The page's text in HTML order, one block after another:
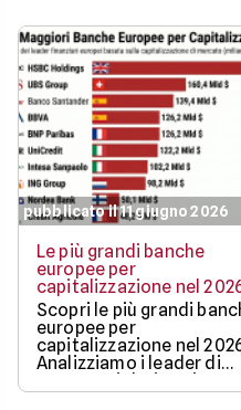
pubblicato il 11 giugno 2026
Le più grandi banche
europee per
capitalizzazione nel
Scopri le più grandi
europee per
capitalizzazione nel
Analizziamo i leader di
mercato, i dati
fattori chiave che